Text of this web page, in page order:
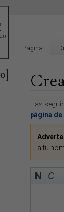
Ir
a
la
Ir
a
la
búsqueda
Has
página de
a tu
Página